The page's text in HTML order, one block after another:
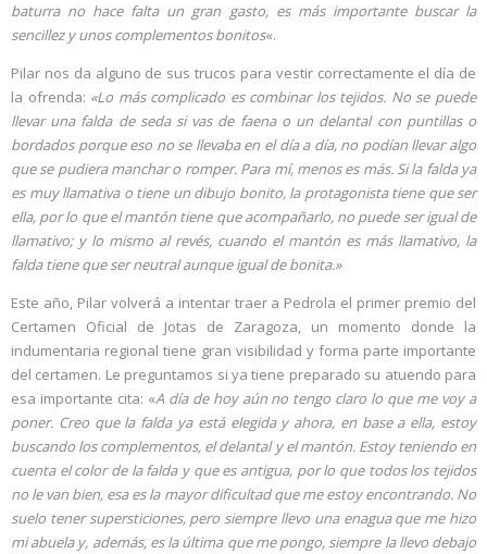
baturra no hace falta un gran gasto, es más importante buscar la
sencillez y unos complementos bonitos«.
Pilar nos da alguno de sus trucos para vestir correctamente el día de
la ofrenda: «Lo más complicado es combinar los tejidos. No se puede
llevar una falda de seda si vas de faena o un delantal con puntillas o
bordados porque eso no se llevaba en el día a día, no podían llevar algo
que se pudiera manchar o romper. Para mí, menos es más. Si la falda ya
es muy llamativa o tiene un dibujo bonito, la protagonista tiene que ser
ella, por lo que el mantón tiene que acompañarlo, no puede ser igual de
llamativo; y lo mismo al revés, cuando el mantón es más llamativo, la
falda tiene que ser neutral aunque igual de bonita.»
Este año, Pilar volverá a intentar traer a Pedrola el primer premio del
Certamen Oficial de Jotas de Zaragoza, un momento donde la
indumentaria regional tiene gran visibilidad y forma parte importante
del certamen. Le preguntamos si ya tiene preparado su atuendo para
esa importante cita: «A día de hoy aún no tengo claro lo que me voy a
poner. Creo que la falda ya está elegida y ahora, en base a ella, estoy
buscando los complementos, el delantal y el mantón. Estoy teniendo en
cuenta el color de la falda y que es antigua, por lo que todos los tejidos
no le van bien, esa es la mayor dificultad que me estoy encontrando. No
suelo tener supersticiones, pero siempre llevo una enagua que me hizo
mi abuela y, además, es la última que me pongo, siempre la llevo debajo